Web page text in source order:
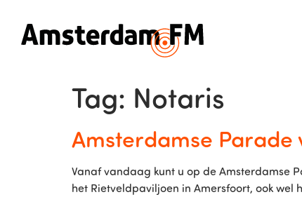
Tag: Notaris
Amsterdamse Parade
Vanaf vandaag kunt u op de Amsterdamse
het Rietveldpaviljoen in Amersfoort, ook wel